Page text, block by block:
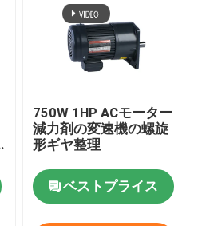
750W 1HP ACモーター
減力剤の変速機の螺旋
形ギヤ整理
ベストプライス